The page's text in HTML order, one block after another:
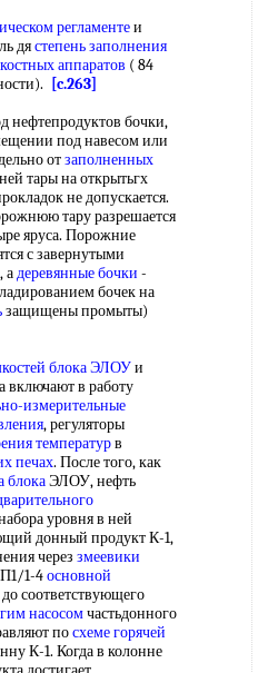
регламентеи
дястепень заполнения
аппаратов ( 84
[c.263]
бочки,
под навесом или
отзаполненных
тары на открытьгх
не допускается.
тару разрешается
яруса. Порожние
с завернутыми
адеревянные бочки -
бочек на
защищены промыты)
блока ЭЛОУи
включают в работу
измерительные
, регуляторы
температурв
печах. После того, как
блокаЭЛОУ, нефть
уровня в ней
донный продукт К-1,
через змеевики
П1/1-4основной
соответствующего
насосомчастьдонного
посхеме горячей
К-1. Когда в колонне